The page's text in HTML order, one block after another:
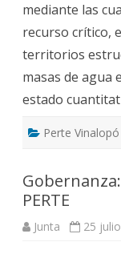
mediante las
recurso crítico,
territorios
masas de agua
estado
Perte Vinalopó
PERTE
Junta 25